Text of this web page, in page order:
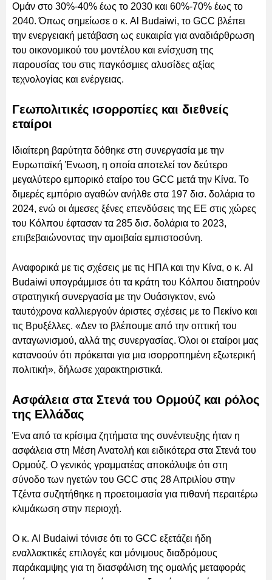
Ομάν στο 30%-40% έως το 2030 και 60%-70% έως το
2040. Όπως σημείωσε ο κ. Al Budaiwi, το GCC βλέπει
την ενεργειακή μετάβαση ως ευκαιρία για αναδιάρθρωση
του οικονομικού του μοντέλου και ενίσχυση της
παρουσίας του στις παγκόσμιες αλυσίδες αξίας
τεχνολογίας και ενέργειας.
Γεωπολιτικές ισορροπίες και διεθνείς
εταίροι
Ιδιαίτερη βαρύτητα δόθηκε στη συνεργασία με την
Ευρωπαϊκή Ένωση, η οποία αποτελεί τον δεύτερο
μεγαλύτερο εμπορικό εταίρο του GCC μετά την Κίνα. Το
διμερές εμπόριο αγαθών ανήλθε στα 197 δισ. δολάρια το
2024, ενώ οι άμεσες ξένες επενδύσεις της ΕΕ στις χώρες
του Κόλπου έφτασαν τα 285 δισ. δολάρια το 2023,
επιβεβαιώνοντας την αμοιβαία εμπιστοσύνη.
Αναφορικά με τις σχέσεις με τις ΗΠΑ και την Κίνα, ο κ. Al
Budaiwi υπογράμμισε ότι τα κράτη του Κόλπου διατηρούν
στρατηγική συνεργασία με την Ουάσιγκτον, ενώ
ταυτόχρονα καλλιεργούν άριστες σχέσεις με το Πεκίνο και
τις Βρυξέλλες. «Δεν το βλέπουμε από την οπτική του
ανταγωνισμού, αλλά της συνεργασίας. Όλοι οι εταίροι μας
κατανοούν ότι πρόκειται για μια ισορροπημένη εξωτερική
πολιτική», δήλωσε χαρακτηριστικά.
Ασφάλεια στα Στενά του Ορμούζ και ρόλος
της Ελλάδας
Ένα από τα κρίσιμα ζητήματα της συνέντευξης ήταν η
ασφάλεια στη Μέση Ανατολή και ειδικότερα στα Στενά του
Ορμούζ. Ο γενικός γραμματέας αποκάλυψε ότι στη
σύνοδο των ηγετών του GCC στις 28 Απριλίου στην
Τζέντα συζητήθηκε η προετοιμασία για πιθανή περαιτέρω
κλιμάκωση στην περιοχή.
Ο κ. Al Budaiwi τόνισε ότι το GCC εξετάζει ήδη
εναλλακτικές επιλογές και μόνιμους διαδρόμους
παράκαμψης για τη διασφάλιση της ομαλής μεταφοράς